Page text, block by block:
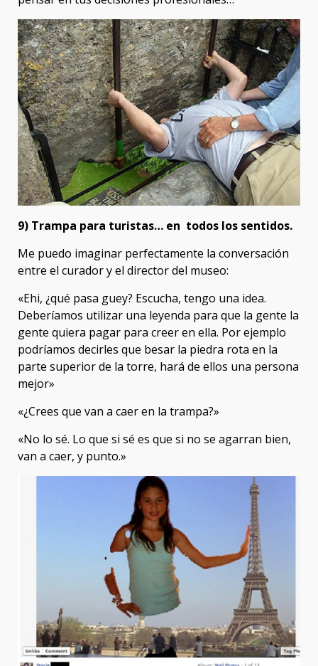
9) Trampa para turistas… en todos los sentidos.
Me puedo imaginar perfectamente la conversación
entre el curador y el director del museo:
«Ehi, ¿qué pasa guey? Escucha, tengo una idea.
Deberíamos utilizar una leyenda para que la gente la
gente quiera pagar para creer en ella. Por ejemplo
podríamos decirles que besar la piedra rota en la
parte superior de la torre, hará de ellos una persona
mejor»
«¿Crees que van a caer en la trampa?»
«No lo sé. Lo que si sé es que si no se agarran bien,
van a caer, y punto.»